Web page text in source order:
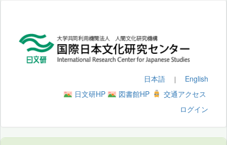
日本語 ｜ English
日文研HP
図書館HP
交通アクセス
ログイン